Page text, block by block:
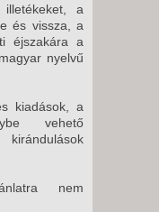
a
és vissza, a
éjszakára a
nyelvű
kiadások, a
vehető
nem